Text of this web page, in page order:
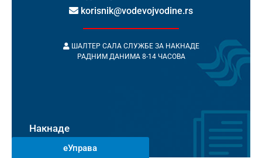
korisnik@vodevojvodine.rs
ШАЛТЕР САЛА СЛУЖБЕ ЗА НАКНАДЕ
РАДНИМ ДАНИМА 8-14 ЧАСОВА
Накнаде
еУправа